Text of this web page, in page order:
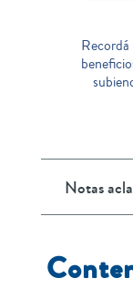
Notas